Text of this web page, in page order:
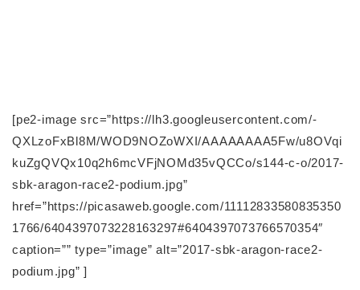
[pe2-image src=”https://lh3.googleusercontent.com/-
QXLzoFxBl8M/WOD9NOZoWXI/AAAAAAAA5Fw/u8OVqi
kuZgQVQx10q2h6mcVFjNOMd35vQCCo/s144-c-o/2017-
sbk-aragon-race2-podium.jpg”
href=”https://picasaweb.google.com/11112833580835350
1766/6404397073228163297#6404397073766570354″
caption=”” type=”image” alt=”2017-sbk-aragon-race2-
podium.jpg” ]